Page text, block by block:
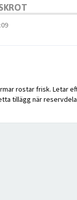
rostar frisk. Letar
tillägg när